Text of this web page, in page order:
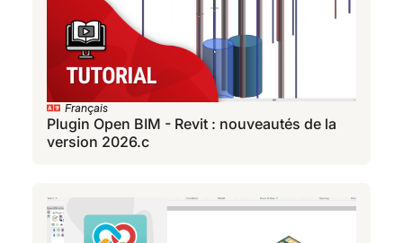
Français
Plugin Open BIM - Revit : nouveautés de la
version 2026.c